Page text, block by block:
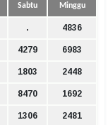
Sabtu Minggu
. 4836
4279 6983
1803 2448
8470 1692
1306 2481